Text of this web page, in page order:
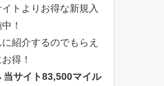
トよりお得な新規入
！
紹介するのでもらえ
得！
当サイト83,500マイル